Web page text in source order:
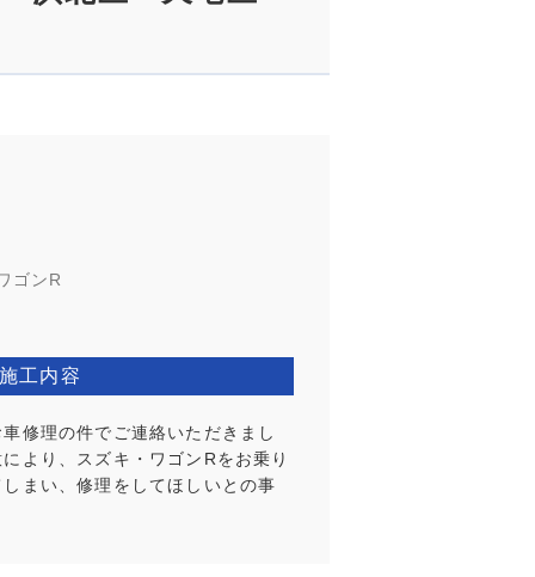
ゴンR
施工内容
修理の件でご連絡いただきまし
より、スズキ・ワゴンRをお乗り
まい、修理をしてほしいとの事